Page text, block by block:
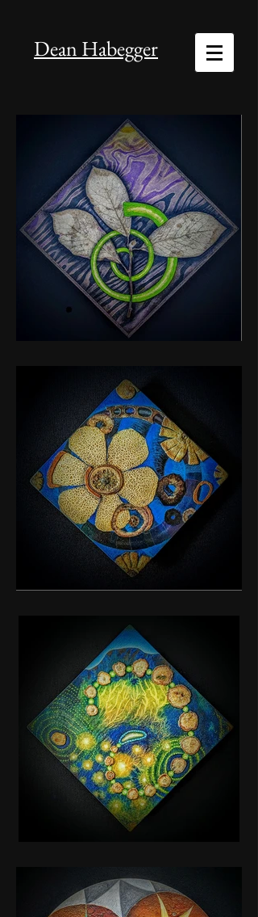
Dean Habegger